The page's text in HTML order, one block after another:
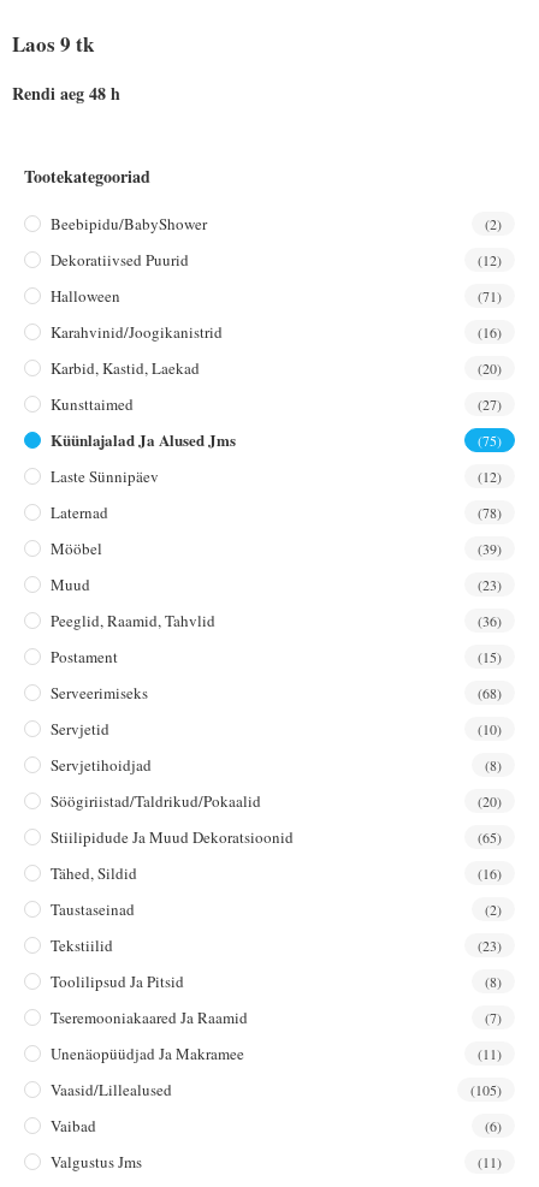
Laos 9 tk
Rendi aeg 48 h
Tootekategooriad
Beebipidu/BabyShower (2)
Dekoratiivsed Puurid (12)
Halloween (71)
Karahvinid/joogikanistrid (16)
Karbid, Kastid, Laekad (20)
Kunsttaimed (27)
Küünlajalad Ja Alused Jms (75)
Laste Sünnipäev (12)
Laternad (78)
Mööbel (39)
Muud (23)
Peeglid, Raamid, Tahvlid (36)
Postament (15)
Serveerimiseks (68)
Servjetid (10)
Servjetihoidjad (8)
Söögiriistad/taldrikud/pokaalid (20)
Stiilipidude Ja Muud Dekoratsioonid (65)
Tähed, Sildid (16)
Taustaseinad (2)
Tekstiilid (23)
Toolilipsud Ja Pitsid (8)
Tseremooniakaared Ja Raamid (7)
Unenäopüüdjad Ja Makramee (11)
Vaasid/lillealused (105)
Vaibad (6)
Valgustus Jms (11)